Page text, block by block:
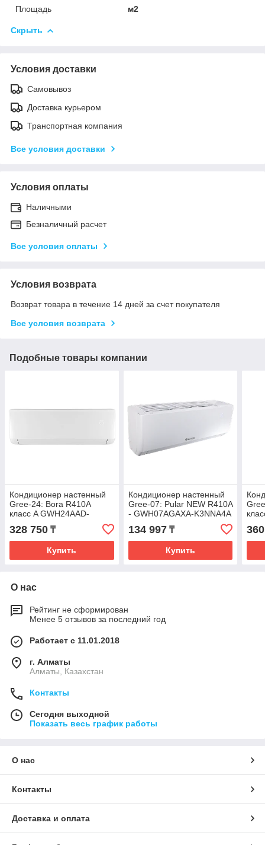
Площадь
м2
Скрыть
Условия доставки
Самовывоз
Доставка курьером
Транспортная компания
Все условия доставки
Условия оплаты
Наличными
Безналичный расчет
Все условия оплаты
Условия возврата
Возврат товара в течение 14 дней за счет покупателя
Все условия возврата
Подобные товары компании
Кондиционер настенный
Gree-24: Bora R410A
класс A GWH24AAD-
K3NNA1A (без
соединительной
инсталляции)
328 750 ₸
Купить
Кондиционер настенный
Gree-07: Pular NEW R410A
- GWH07AGAXA-K3NNA4A
(без соединительной
инсталляции)
134 997₸
Купить
О нас
Рейтинг не сформирован
Менее 5 отзывов за последний год
Работает с 11.01.2018
г. Алматы
Алматы, Казахстан
Контакты
Сегодня выходной
Показать весь график работы
О нас
Контакты
Доставка и оплата